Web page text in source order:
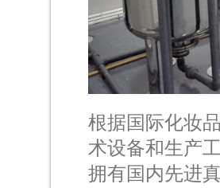
根据国际化妆
术设备和生产
拥有国内先进